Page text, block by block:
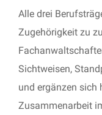
Alle drei
Zugehörigkeit zu
Sichtweisen,
und ergänzen sich
Zusammenarbeit